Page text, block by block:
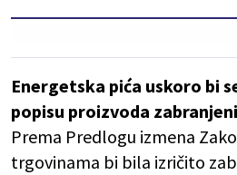
Energetska pića uskoro bi
popisu proizvoda
Prema Predlogu izmena
trgovinama bi bila izričito